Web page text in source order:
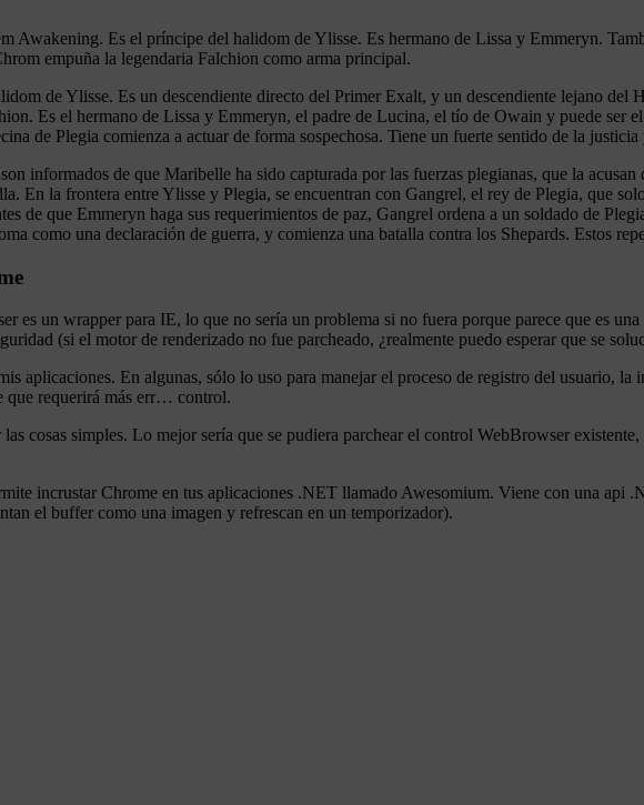
Awakening. Es el príncipe del halidom de Ylisse. Es hermano de Lissa y Emmeryn.
empuña la legendaria Falchion como arma principal.
de Ylisse. Es un descendiente directo del Primer Exalt, y un descendiente lejano del
Es el hermano de Lissa y Emmeryn, el padre de Lucina, el tío de Owain y puede
de Plegia comienza a actuar de forma sospechosa. Tiene un fuerte sentido de la
informados de que Maribelle ha sido capturada por las fuerzas plegianas, que la
En la frontera entre Ylisse y Plegia, se encuentran con Gangrel, el rey de Plegia, que
de que Emmeryn haga sus requerimientos de paz, Gangrel ordena a un soldado de
como una declaración de guerra, y comienza una batalla contra los Shepards. Estos
es un wrapper para IE, lo que no sería un problema si no fuera porque parece que es
(si el motor de renderizado no fue parcheado, ¿realmente puedo esperar que se
aplicaciones. En algunas, sólo lo uso para manejar el proceso de registro del usuario,
que requerirá más err… control.
cosas simples. Lo mejor sería que se pudiera parchear el control WebBrowser
incrustar Chrome en tus aplicaciones .NET llamado Awesomium. Viene con una api
el buffer como una imagen y refrescan en un temporizador).